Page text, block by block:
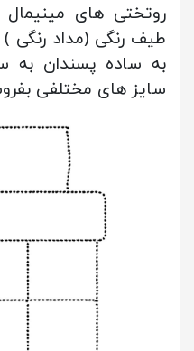
روتختی های
طیف رنگی (مداد
به ساده پسندان به
سایز های مختلفی